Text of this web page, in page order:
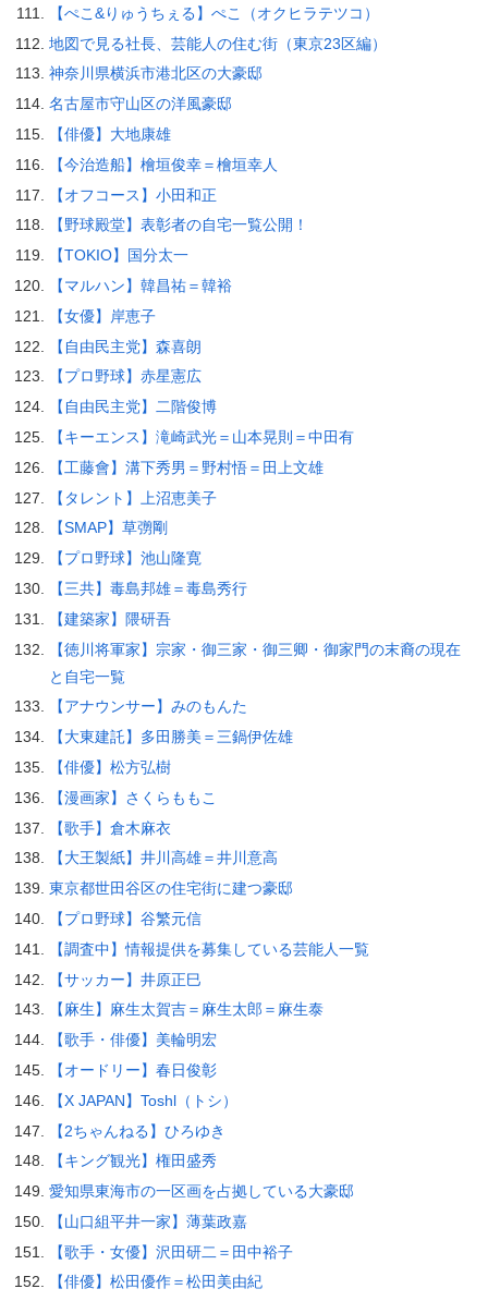
【ぺこ&りゅうちぇる】ぺこ（オクヒラテツコ）
地図で見る社長、芸能人の住む街（東京23区編）
神奈川県横浜市港北区の大豪邸
名古屋市守山区の洋風豪邸
【俳優】大地康雄
【今治造船】檜垣俊幸＝檜垣幸人
【オフコース】小田和正
【野球殿堂】表彰者の自宅一覧公開！
【TOKIO】国分太一
【マルハン】韓昌祐＝韓裕
【女優】岸恵子
【自由民主党】森喜朗
【プロ野球】赤星憲広
【自由民主党】二階俊博
【キーエンス】滝崎武光＝山本晃則＝中田有
【工藤會】溝下秀男＝野村悟＝田上文雄
【タレント】上沼恵美子
【SMAP】草彅剛
【プロ野球】池山隆寛
【三共】毒島邦雄＝毒島秀行
【建築家】隈研吾
【徳川将軍家】宗家・御三家・御三卿・御家門の末裔の現在
と自宅一覧
【アナウンサー】みのもんた
【大東建託】多田勝美＝三鍋伊佐雄
【俳優】松方弘樹
【漫画家】さくらももこ
【歌手】倉木麻衣
【大王製紙】井川高雄＝井川意高
東京都世田谷区の住宅街に建つ豪邸
【プロ野球】谷繁元信
【調査中】情報提供を募集している芸能人一覧
【サッカー】井原正巳
【麻生】麻生太賀吉＝麻生太郎＝麻生泰
【歌手・俳優】美輪明宏
【オードリー】春日俊彰
【X JAPAN】Toshl（トシ）
【2ちゃんねる】ひろゆき
【キング観光】権田盛秀
愛知県東海市の一区画を占拠している大豪邸
【山口組平井一家】薄葉政嘉
【歌手・女優】沢田研二＝田中裕子
【俳優】松田優作＝松田美由紀